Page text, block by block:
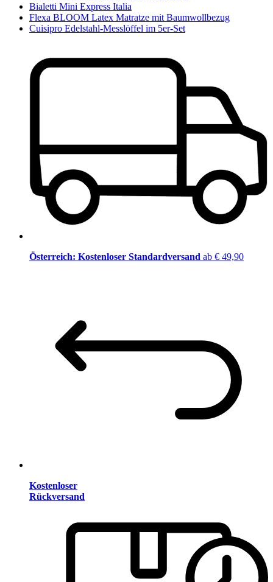
Bialetti Mini Express Italia
Flexa BLOOM Latex Matratze mit Baumwollbezug
Cuisipro Edelstahl-Messlöffel im 5er-Set
Österreich: Kostenloser Standardversand ab € 49,90
Kostenloser
Rückversand